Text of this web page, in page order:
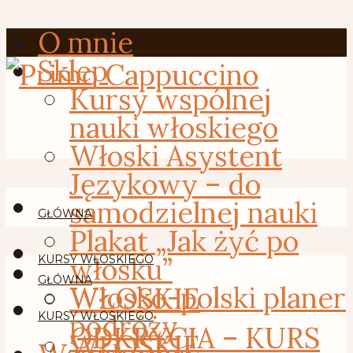
O mnie
Sklep
Kursy wspólnej
nauki włoskiego
Włoski Asystent
Językowy – do
samodzielnej nauki
Plakat „Jak żyć po
włosku”
Włosko-polski planer
podróży
GŁÓWNA
KURSY WŁOSKIEGO
WŁOSKIE
ODKRYCIA – KURS
GŁÓWNA
KURSY WŁOSKIEGO